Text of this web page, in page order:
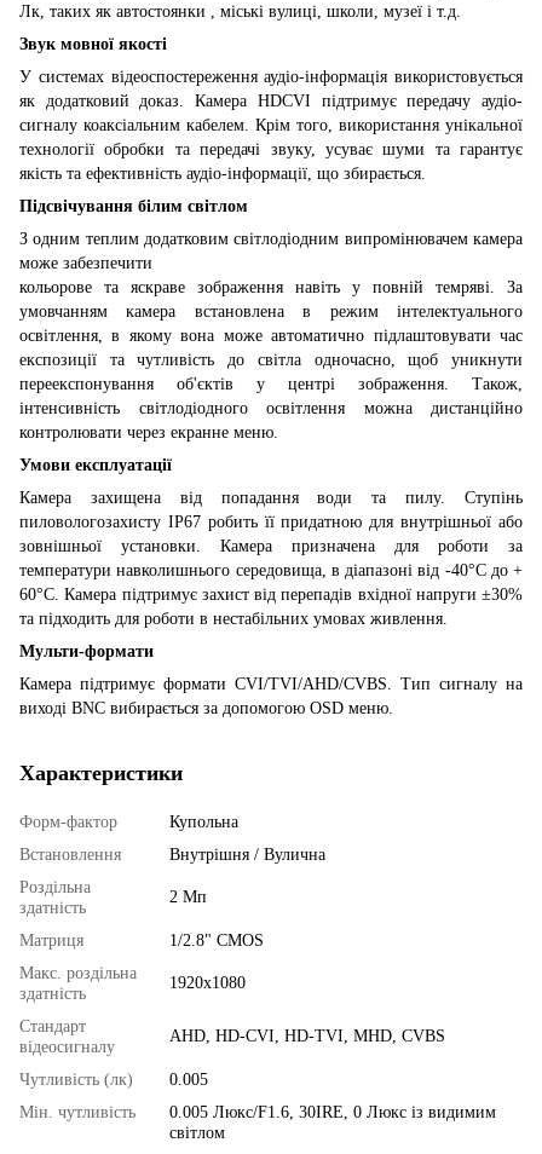
Лк, таких як автостоянки , міські вулиці, школи, музеї і т.д.
Звук мовної якості
У системах відеоспостереження аудіо-інформація використовується
як додатковий доказ. Камера HDCVI підтримує передачу аудіо-
сигналу коаксіальним кабелем. Крім того, використання унікальної
технології обробки та передачі звуку, усуває шуми та гарантує
якість та ефективність аудіо-інформації, що збирається.
Підсвічування білим світлом
З одним теплим додатковим світлодіодним випромінювачем камера
може забезпечити
кольорове та яскраве зображення навіть у повній темряві. За
умовчанням камера встановлена ​​в режим інтелектуального
освітлення, в якому вона може автоматично підлаштовувати час
експозиції та чутливість до світла одночасно, щоб уникнути
переекспонування об'єктів у центрі зображення. Також,
інтенсивність світлодіодного освітлення можна дистанційно
контролювати через екранне меню.
Умови експлуатації
Камера захищена від попадання води та пилу. Ступінь
пиловологозахисту IP67 робить її придатною для внутрішньої або
зовнішньої установки. Камера призначена для роботи за
температури навколишнього середовища, в діапазоні від -40°C до +
60°С. Камера підтримує захист від перепадів вхідної напруги ±30%
та підходить для роботи в нестабільних умовах живлення.
Мульти-формати
Камера підтримує формати CVI/TVI/AHD/CVBS. Тип сигналу на
виході BNC вибирається за допомогою OSD меню.
Характеристики
Форм-фактор
Купольна
Встановлення
Внутрішня / Вулична
Роздільна
здатність
2 Мп
Матриця
1/2.8" CMOS
Макс. роздільна
здатність
1920x1080
Стандарт
відеосигналу
AHD, HD-CVI, HD-TVI, MHD, CVBS
Чутливість (лк)
0.005
Мін. чутливість
0.005 Люкс/F1.6, 30IRE, 0 Люкс із видимим
світлом